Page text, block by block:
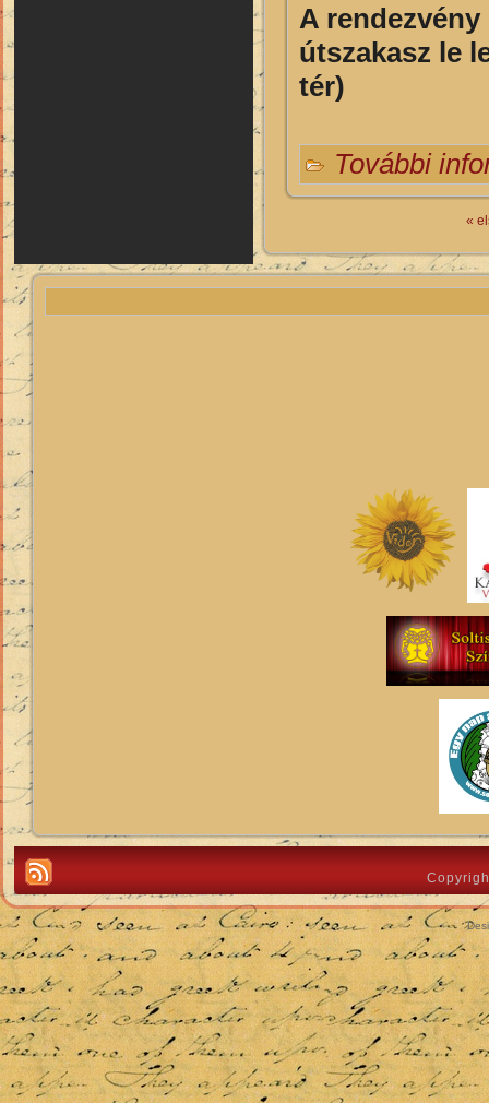
A
útszakasz le
tér)
További
«